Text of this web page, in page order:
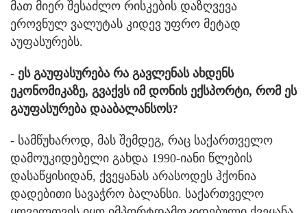
მათ მიერ შესაძლო რისკების დაზღვევა
ეროვნულ ვალუტას კიდევ უფრო მეტად
აუფასურებს.
- ეს გაუფასურება რა გავლენას ახდენს
ეკონომიკაზე, გვაქვს იმ დონის ექსპორტი, რომ ეს
გაუფასურება დააბალანსოს?
- სამწუხაროდ, მას შემდეგ, რაც საქართველო
დამოუკიდებელი გახდა 1990-იანი წლების
დასაწყისიდან, ქვეყანას არასოდეს ჰქონია
დადებითი სავაჭრო ბალანსი. საქართველო